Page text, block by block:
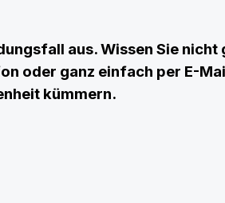
aus. Wissen Sie nicht
oder ganz einfach per E-
kümmern.